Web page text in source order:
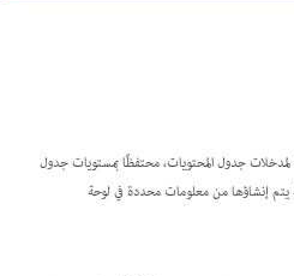
جدول المحتويات، محتفظًا بمستويات جدول
يتم إنشاؤها من معلومات محددة في لوحة